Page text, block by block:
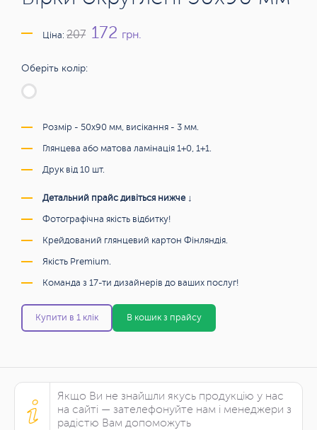
Ціна: 207 172 грн.
Оберіть колір:
Розмір - 50х90 мм, висікання - 3 мм.
Глянцева або матова ламінація 1+0, 1+1.
Друк від 10 шт.
Детальний прайс дивіться нижче ↓
Фотографічна якість відбитку!
Крейдований глянцевий картон Фінляндія.
Якість Premium.
Команда з 17-ти дизайнерів до ваших послуг!
Купити в 1 клік В кошик з прайсу
Якщо Ви не знайшли якусь продукцію у нас
на сайті — зателефонуйте нам і менеджери з
радістю Вам допоможуть